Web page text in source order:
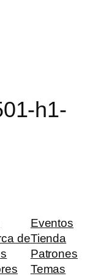
h1-
de
Eventos
Tienda
Patrones
Temas